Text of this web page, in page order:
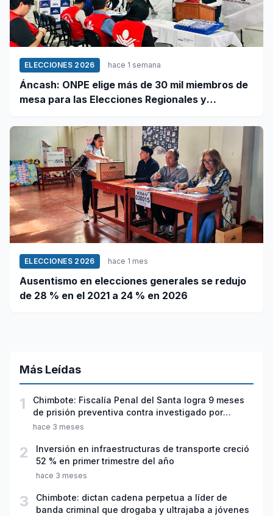
ELECCIONES 2026 hace 1 semana
Áncash: ONPE elige más de 30 mil miembros de
mesa para las Elecciones Regionales y
ELECCIONES 2026 hace 1 mes
Ausentismo en elecciones generales se redujo
de 28 % en el 2021 a 24 % en 2026
Más Leídas
1
Chimbote: Fiscalía Penal del Santa logra 9 meses
de prisión preventiva contra investigado por
violación sexual y tentativa de feminicidio
hace 3 meses
2
Inversión en infraestructuras de transporte creció
52 % en primer trimestre del año
hace 3 meses
3
Chimbote: dictan cadena perpetua a líder de
banda criminal que drogaba y ultrajaba a jóvenes